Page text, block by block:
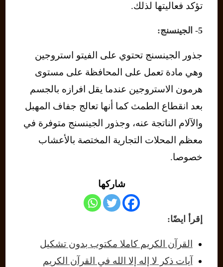
تؤكد فعاليتها لذلك.
5- الجينسنج:
جذور الجينسنج تحتوي على الفيتو استروجين
وهي مادة تعمل على المحافظة على مستوى
هرمون الاستروجين عندما يقل افرازه بالجسم
بعد انقطاع الطمث كما أنها تعالج جفاف المهبل
والآلام الناتجة عنه، وجذور الجينسنج متوفرة في
معظم المحلات التجارية المختصة بالأعشاب
خصوصا.
شاركها
إقرأ ايضًا:
القرآن الكريم كاملا مكتوب بدون تشكيل
آيات ذكر لا إله إلا الله في القرآن الكريم